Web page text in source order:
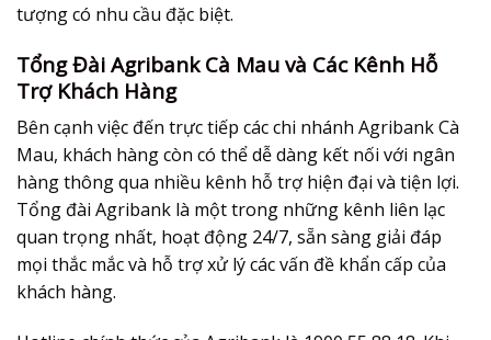
tượng có nhu cầu đặc biệt.
Tổng Đài Agribank Cà Mau và Các Kênh Hỗ
Trợ Khách Hàng
Bên cạnh việc đến trực tiếp các chi nhánh Agribank Cà
Mau, khách hàng còn có thể dễ dàng kết nối với ngân
hàng thông qua nhiều kênh hỗ trợ hiện đại và tiện lợi.
Tổng đài Agribank là một trong những kênh liên lạc
quan trọng nhất, hoạt động 24/7, sẵn sàng giải đáp
mọi thắc mắc và hỗ trợ xử lý các vấn đề khẩn cấp của
khách hàng.